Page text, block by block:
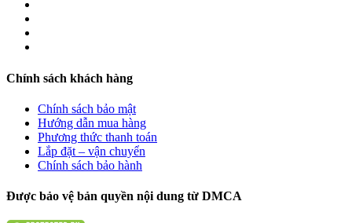
Chính sách khách hàng
Chính sách bảo mật
Hướng dẫn mua hàng
Phương thức thanh toán
Lắp đặt – vận chuyển
Chính sách bảo hành
Được bảo vệ bản quyền nội dung từ DMCA